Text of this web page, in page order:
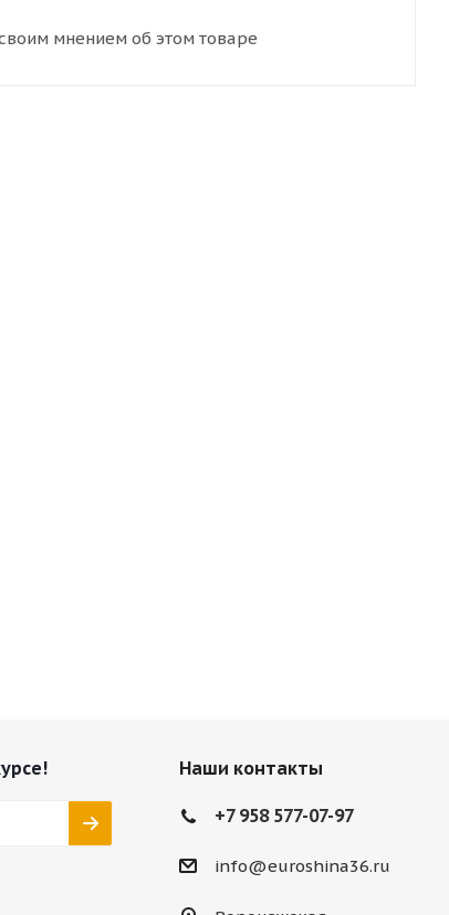
мнением об этом товаре
Наши контакты
+7 958 577-07-97
info@euroshina36.ru